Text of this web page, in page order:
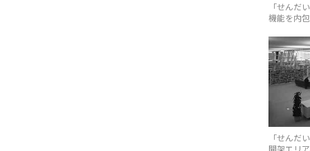
「せんだ
機能を内
「せんだ